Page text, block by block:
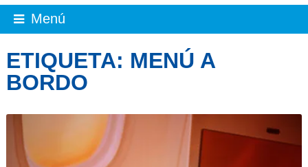
Menú
ETIQUETA: MENÚ A
BORDO